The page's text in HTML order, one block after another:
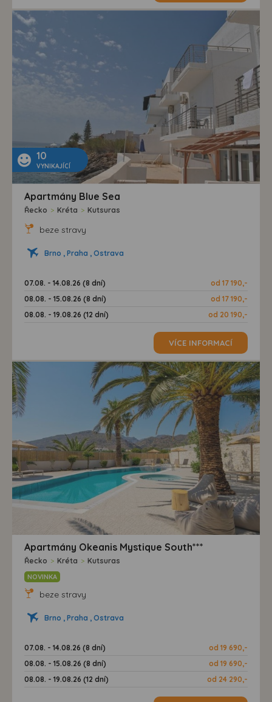
10
VYNIKAJÍCÍ
Apartmány Blue Sea
Řecko > Kréta > Kutsuras
beze stravy
Brno , Praha , Ostrava
07.08. - 14.08.26 (8 dní)
od 17 190,-
08.08. - 15.08.26 (8 dní)
od 17 190,-
08.08. - 19.08.26 (12 dní)
od 20 190,-
VÍCE INFORMACÍ
Apartmány Okeanis Mystique South***
Řecko > Kréta > Kutsuras
NOVINKA
beze stravy
Brno , Praha , Ostrava
07.08. - 14.08.26 (8 dní)
od 19 690,-
08.08. - 15.08.26 (8 dní)
od 19 690,-
08.08. - 19.08.26 (12 dní)
od 24 290,-